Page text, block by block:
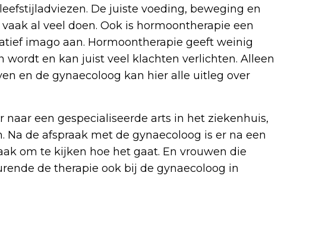
De juiste voeding, beweging en
al veel doen. Ook is hormoontherapie een
imago aan. Hormoontherapie geeft weinig
wordt en kan juist veel klachten verlichten. Alleen
en de gynaecoloog kan hier alle uitleg over
naar een gespecialiseerde arts in het ziekenhuis,
de afspraak met de gynaecoloog is er na een
om te kijken hoe het gaat. En vrouwen die
de therapie ook bij de gynaecoloog in